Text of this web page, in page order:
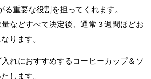
る重要な役割を担ってくれます。
などすべて決定後、通常３週間ほどお
ります。
れにおすすめするコーヒーカップ＆ソ
します。